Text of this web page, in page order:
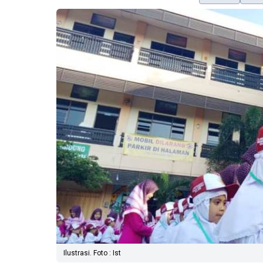
Ilustrasi. Foto : Ist